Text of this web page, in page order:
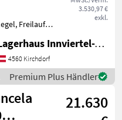
3.530,97 €
exkl.
Freilauf:
58 cm
Lagerhaus Innviertel-Traunviertel-Urfahr eGen, Kirchdorf
4560 Kirchdorf
Premium Plus Händler
21.630